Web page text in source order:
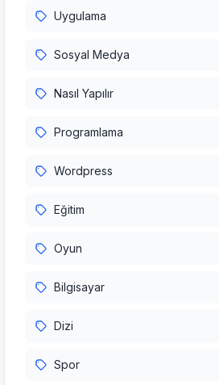
Uygulama
Sosyal Medya
Nasıl Yapılır
Programlama
Wordpress
Eğitim
Oyun
Bilgisayar
Dizi
Spor